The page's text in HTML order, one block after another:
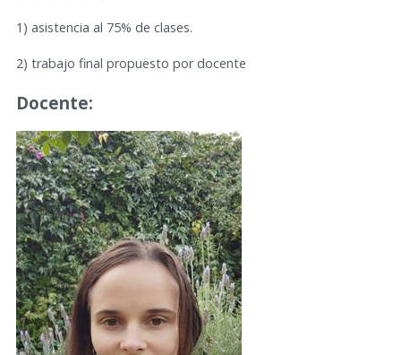
1) asistencia al 75% de clases.
2) trabajo final propuesto por docente
Docente: